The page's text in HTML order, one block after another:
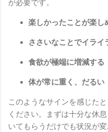
が必要です。
楽しかったことが楽し
ささいなことでイライ
食欲が極端に増減する
体が常に重く、だるい
このようなサインを感じた
ください。まずは十分な休
いてもらうだけでも状況が